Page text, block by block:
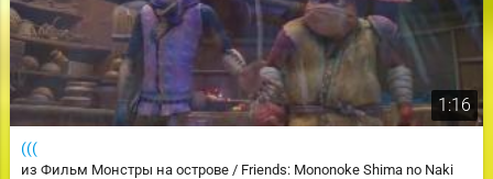
1:16
(((
из Фильм Монстры на острове / Friends: Mononoke Shima no Naki